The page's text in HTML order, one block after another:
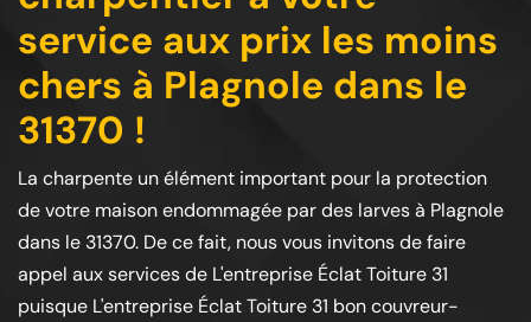
service aux prix les moins
chers à Plagnole dans le
31370 !
La charpente un élément important pour la protection
de votre maison endommagée par des larves à Plagnole
dans le 31370. De ce fait, nous vous invitons de faire
appel aux services de L'entreprise Éclat Toiture 31
puisque L'entreprise Éclat Toiture 31 bon couvreur-